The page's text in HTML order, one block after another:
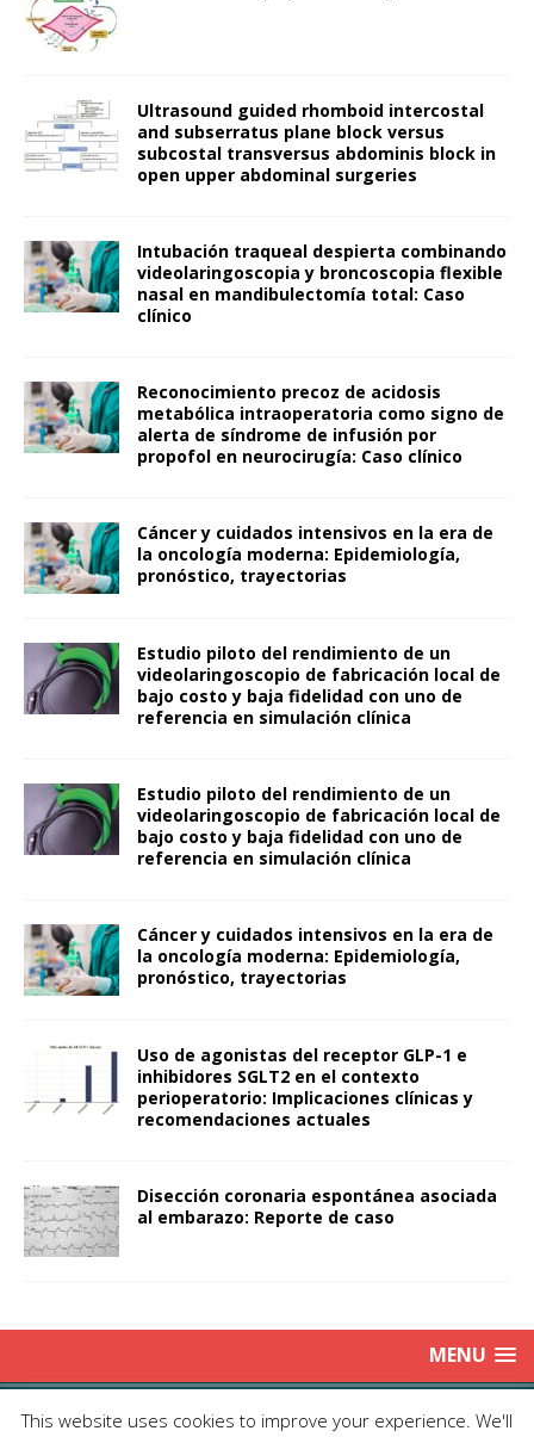
Ultrasound guided rhomboid intercostal
and subserratus plane block versus
subcostal transversus abdominis block in
open upper abdominal surgeries
Intubación traqueal despierta combinando
videolaringoscopia y broncoscopia flexible
nasal en mandibulectomía total: Caso
clínico
Reconocimiento precoz de acidosis
metabólica intraoperatoria como signo de
alerta de síndrome de infusión por
propofol en neurocirugía: Caso clínico
Cáncer y cuidados intensivos en la era de
la oncología moderna: Epidemiología,
pronóstico, trayectorias
Estudio piloto del rendimiento de un
videolaringoscopio de fabricación local de
bajo costo y baja fidelidad con uno de
referencia en simulación clínica
Estudio piloto del rendimiento de un
videolaringoscopio de fabricación local de
bajo costo y baja fidelidad con uno de
referencia en simulación clínica
Cáncer y cuidados intensivos en la era de
la oncología moderna: Epidemiología,
pronóstico, trayectorias
Uso de agonistas del receptor GLP-1 e
inhibidores SGLT2 en el contexto
perioperatorio: Implicaciones clínicas y
recomendaciones actuales
Disección coronaria espontánea asociada
al embarazo: Reporte de caso
MENU
Copyright © 2025 | Publicación Oficial de la Sociedad de Médicos
This website uses cookies to improve your experience. We'll